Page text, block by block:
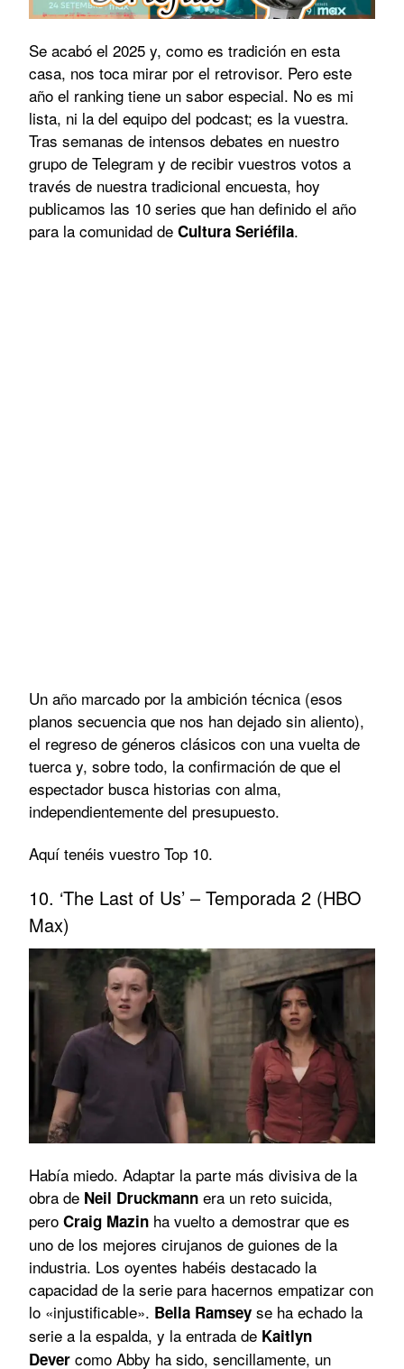
Se acabó el 2025 y, como es tradición en esta
casa, nos toca mirar por el retrovisor. Pero este
año el ranking tiene un sabor especial. No es mi
lista, ni la del equipo del podcast; es la vuestra.
Tras semanas de intensos debates en nuestro
grupo de Telegram y de recibir vuestros votos a
través de nuestra tradicional encuesta, hoy
publicamos las 10 series que han definido el año
para la comunidad de Cultura Seriéfila.
Un año marcado por la ambición técnica (esos
planos secuencia que nos han dejado sin aliento),
el regreso de géneros clásicos con una vuelta de
tuerca y, sobre todo, la confirmación de que el
espectador busca historias con alma,
independientemente del presupuesto.
Aquí tenéis vuestro Top 10.
10. ‘The Last of Us’ – Temporada 2 (HBO
Max)
Había miedo. Adaptar la parte más divisiva de la
obra de Neil Druckmann era un reto suicida,
pero Craig Mazin ha vuelto a demostrar que es
uno de los mejores cirujanos de guiones de la
industria. Los oyentes habéis destacado la
capacidad de la serie para hacernos empatizar con
lo «injustificable». Bella Ramsey se ha echado la
serie a la espalda, y la entrada de Kaitlyn
Dever como Abby ha sido, sencillamente, un